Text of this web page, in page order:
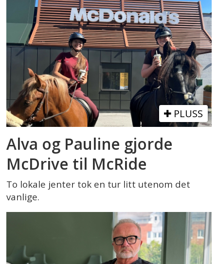
PLUSS
Alva og Pauline gjorde
McDrive til McRide
To lokale jenter tok en tur litt utenom det
vanlige.